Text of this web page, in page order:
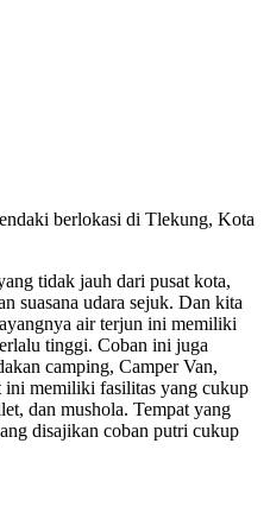
berlokasi di Tlekung, Kota
tidak jauh dari pusat kota,
suasana udara sejuk. Dan kita
air terjun ini memiliki
tinggi. Coban ini juga
camping, Camper Van,
memiliki fasilitas yang cukup
dan mushola. Tempat yang
disajikan coban putri cukup